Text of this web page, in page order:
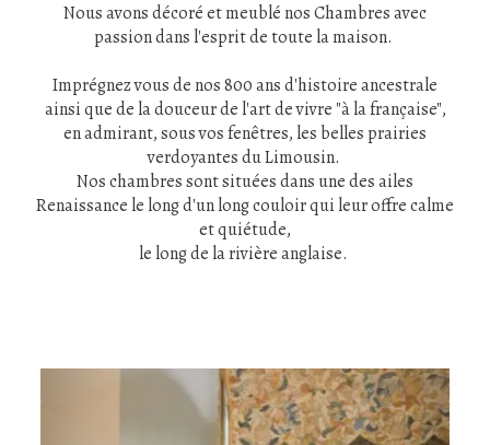
Nous avons décoré et meublé nos Chambres avec
passion dans l'esprit de toute la maison.
Imprégnez vous de nos 800 ans d'histoire ancestrale
ainsi que de la douceur de l'art de vivre "à la française",
en admirant, sous vos fenêtres, les belles prairies
verdoyantes du Limousin.
Nos chambres sont situées dans une des ailes
Renaissance le long d'un long couloir qui leur offre calme
et quiétude,
le long de la rivière anglaise.